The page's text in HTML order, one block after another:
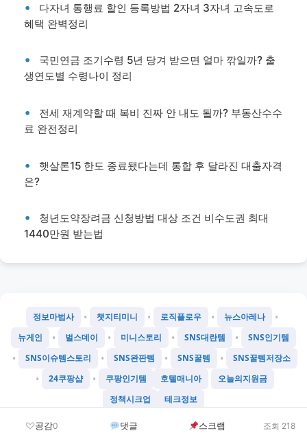
다자녀 통행료 할인 등록방법 2자녀 3자녀 고속도로
혜택 완벽정리
국민연금 조기수령 5년 당겨 받으면 얼마 깎일까? 출
생연도별 수령나이 정리
전세 재계약할 때 복비 진짜 안 내도 될까? 부동산수수
료 완전정리
햇살론15 한도 종료됐다는데 통합 후 달라진 대출자격
은?
청년도약장려금 신청방법 대상 조건 비수도권 최대
1440만원 받는법
공감0 댓글 스크랩 조회 218
정보마법사 • 챗지티미니 • 로직플로우 • 뉴스아레나 •
뉴게인 • 벌스데이 • 미니스토리 • SNS대란템 • SNS인기템
• SNS이슈템스토리 • SNS완판템 • SNS꿀템 • SNS꿀템저장소
• 24쿠팡샵 • 쿠팡인기템 호텔매니아
오늘의지원금
정책시크업
테크정보
©2026 Chatgtmini 프로젝트